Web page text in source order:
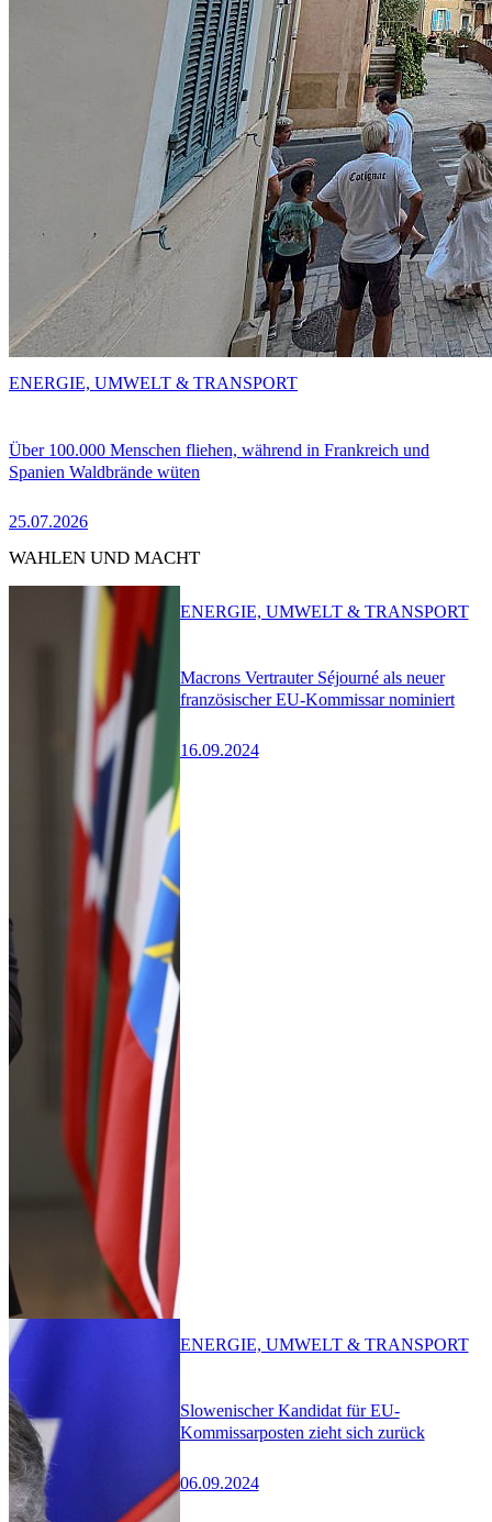
Über 100.000 Menschen fliehen, während in Frankreich und
Spanien Waldbrände wüten
25.07.2026
ENERGIE, UMWELT & TRANSPORT
WAHLEN UND MACHT
Macrons Vertrauter Séjourné als neuer
französischer EU-Kommissar nominiert
16.09.2024
ENERGIE, UMWELT & TRANSPORT
Slowenischer Kandidat für EU-
Kommissarposten zieht sich zurück
06.09.2024
ENERGIE, UMWELT & TRANSPORT